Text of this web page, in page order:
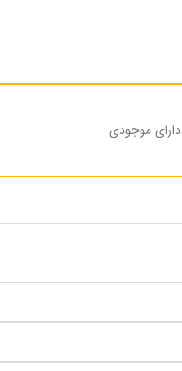
دارای موجودی